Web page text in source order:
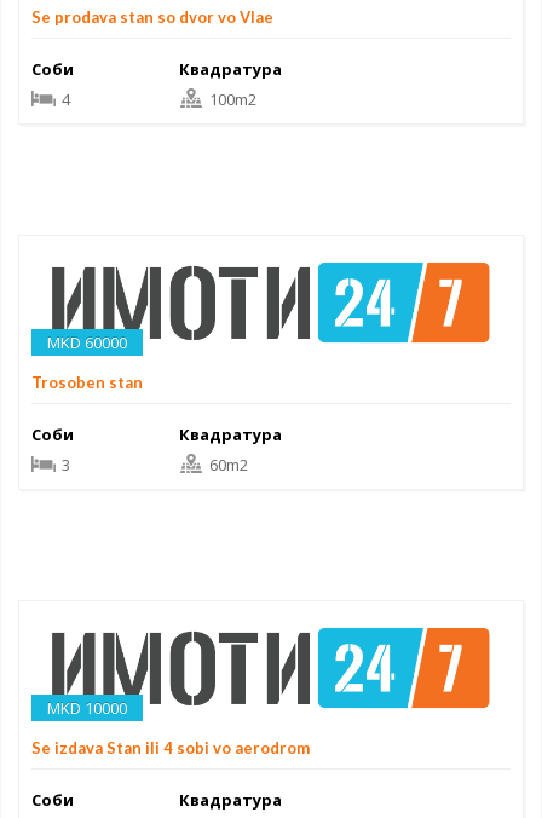
Se prodava stan so dvor vo Vlae
Соби
4
Квадратура
100m2
MKD 60000
Trosoben stan
Соби
3
Квадратура
60m2
MKD 10000
Se izdava Stan ili 4 sobi vo aerodrom
Соби
Квадратура